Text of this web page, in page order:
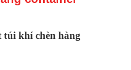
túi khí chèn hàng